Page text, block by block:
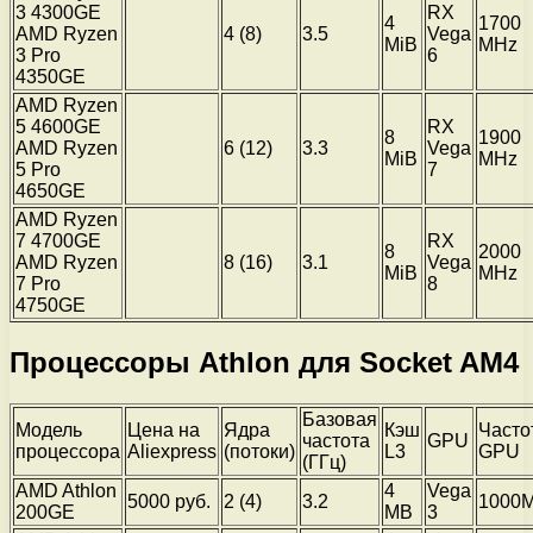
3 4300GE
AMD Ryzen
3 Pro
4350GE
4 (8) 3.5
4
MiB
RX
Vega
6
1700
MHz
AMD Ryzen
5 4600GE
AMD Ryzen
5 Pro
4650GE
6 (12) 3.3
8
MiB
RX
Vega
7
1900
MHz
AMD Ryzen
7 4700GE
AMD Ryzen
7 Pro
4750GE
8 (16) 3.1
8
MiB
RX
Vega
8
2000
MHz
Процессоры Athlon для Socket AM4
Модель
процессора
Цена на
Aliexpress
Ядра
(потоки)
Базовая
частота
(ГГц)
Кэш
L3
GPU
GPU
AMD Athlon
200GE
5000 руб. 2 (4) 3.2
4
MB
Vega
3